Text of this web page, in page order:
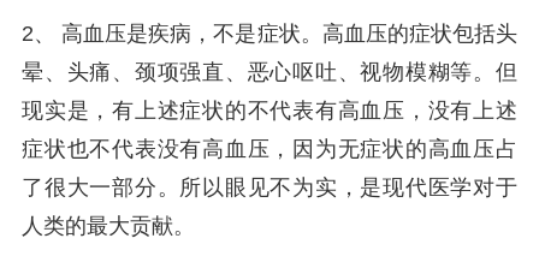
2、 高血压是疾病，不是症状。高血压的症状包括头
晕、头痛、颈项强直、恶心呕吐、视物模糊等。但
现实是，有上述症状的不代表有高血压，没有上述
症状也不代表没有高血压，因为无症状的高血压占
了很大一部分。所以眼见不为实，是现代医学对于
人类的最大贡献。